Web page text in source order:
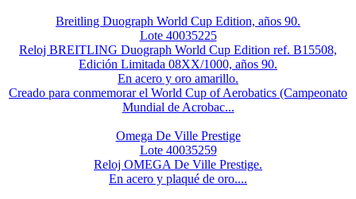
Breitling Duograph World Cup Edition, años 90.
Lote 40035225
Reloj BREITLING Duograph World Cup Edition ref. B15508,
Edición Limitada 08XX/1000, años 90.
En acero y oro amarillo.
Creado para conmemorar el World Cup of Aerobatics (Campeonato
Mundial de Acrobac...
Omega De Ville Prestige
Lote 40035259
Reloj OMEGA De Ville Prestige.
En acero y plaqué de oro....